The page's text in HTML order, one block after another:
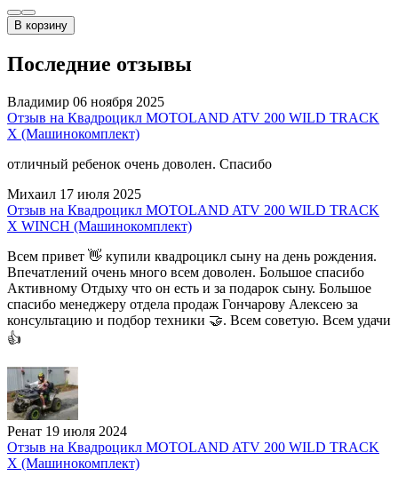
В корзину
Последние отзывы
Владимир 06 ноября 2025
Отзыв на Квадроцикл MOTOLAND ATV 200 WILD TRACK
X (Машинокомплект)
отличный ребенок очень доволен. Спасибо
Михаил 17 июля 2025
Отзыв на Квадроцикл MOTOLAND ATV 200 WILD TRACK
X WINCH (Машинокомплект)
Всем привет 👋 купили квадроцикл сыну на день рождения.
Впечатлений очень много всем доволен. Большое спасибо
Активному Отдыху что он есть и за подарок сыну. Большое
спасибо менеджеру отдела продаж Гончарову Алексею за
консультацию и подбор техники 🤝. Всем советую. Всем удачи
👍
Ренат 19 июля 2024
Отзыв на Квадроцикл MOTOLAND ATV 200 WILD TRACK
X (Машинокомплект)